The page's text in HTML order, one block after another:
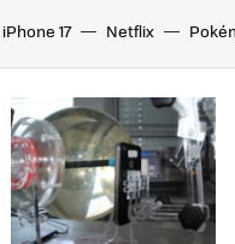
iPhone 17 Netflix